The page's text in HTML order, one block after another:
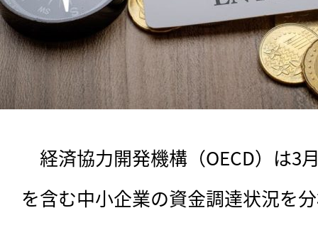
経済協力開発機構（OECD）は3
を含む中小企業の資金調達状況を